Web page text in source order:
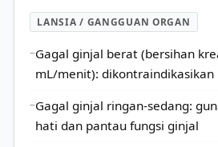
LANSIA / GANGGUAN ORGAN
Gagal ginjal berat (bersihan
mL/menit): dikontraindikasikan
Gagal ginjal ringan-sedang:
hati dan pantau fungsi ginjal